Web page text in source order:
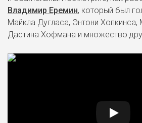
Владимир Еремин, который был
Майкла Дугласа, Энтони Хопкинса,
Дастина Хофмана и множество